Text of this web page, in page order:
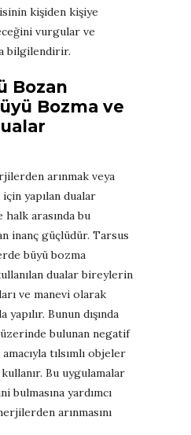
kişiden kişiye
vurgular ve
bilgilendirir.
Bozan
Bozma ve
arınmak veya
yapılan dualar
halk arasında bu
inanç güçlüdür. Tarsus
büyü bozma
dualar bireylerin
ve manevi olarak
yapılır. Bunun dışında
bulunan negatif
tılsımlı objeler
Bu uygulamalar
bulmasına yardımcı
arınmasını